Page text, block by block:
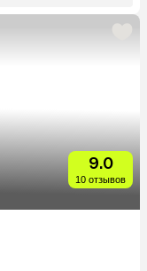
9.0
10 отзывов